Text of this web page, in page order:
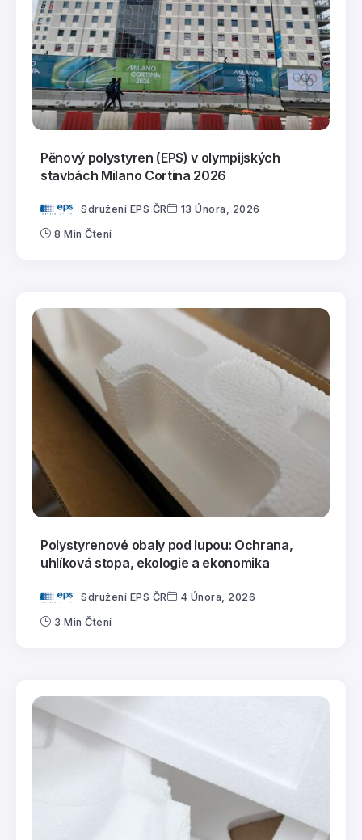
Pěnový polystyren (EPS) v olympijských
stavbách Milano Cortina 2026
Sdružení EPS ČR 13 Února, 2026
8 Min Čtení
Polystyrenové obaly pod lupou: Ochrana,
uhlíková stopa, ekologie a ekonomika
Sdružení EPS ČR 4 Února, 2026
3 Min Čtení